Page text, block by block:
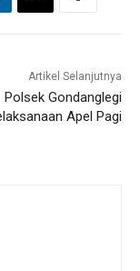
Artikel Selanjutnya
Polsek Gondanglegi
Apel Pagi